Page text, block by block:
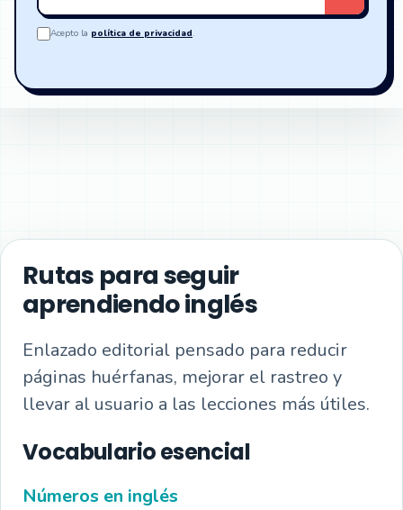
email
Acepto la política de privacidad.
Rutas para seguir
aprendiendo inglés
Enlazado editorial pensado para reducir
páginas huérfanas, mejorar el rastreo y
llevar al usuario a las lecciones más útiles.
Vocabulario esencial
Números en inglés